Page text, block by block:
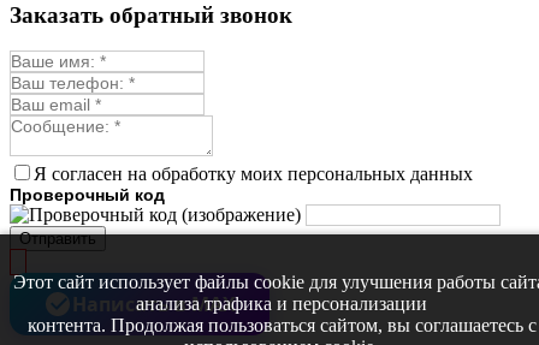
Репешок
Синюха
Смесь лекарственных
Стевия
Тимьян ползучий (чабрец)
Фенхель лекарственный
Цикорий лекарственный
Череда лекарственная
Чернокорень
Шалфей
Этот сайт использует файлы cookie для улучшения работы
анализа трафика и персонализации
контента. Продолжая пользоваться сайтом, вы соглашаетесь с
Заказать обратный звонок
Я согласен на обработку моих персональных данных
Проверочный код
Отправить
Написать в MAX